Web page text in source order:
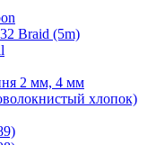
Braid (5m)
2 мм, 4 мм
хлопок)